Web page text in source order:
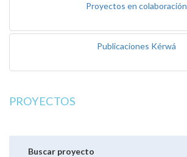
Proyectos en colaboración
Publicaciones Kérwá
PROYECTOS
Buscar proyecto